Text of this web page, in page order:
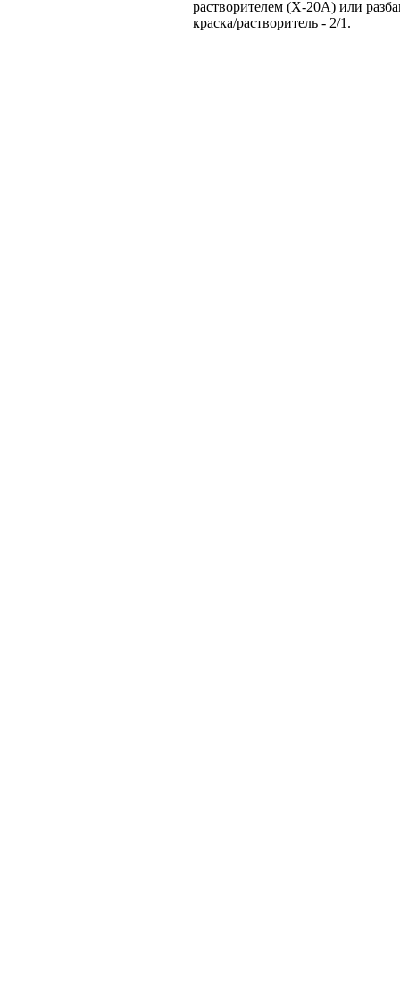
растворителем (Х-20А) или
краска/растворитель - 2/1.